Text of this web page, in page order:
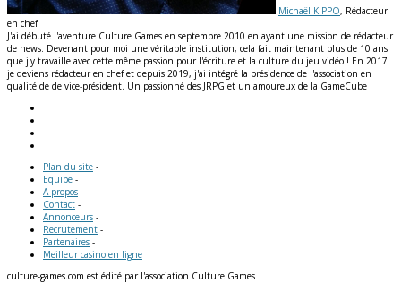
Michaël KIPPO, Rédacteur
en chef
J'ai débuté l'aventure Culture Games en septembre 2010 en ayant une mission de rédacteur
de news. Devenant pour moi une véritable institution, cela fait maintenant plus de 10 ans
que j'y travaille avec cette même passion pour l'écriture et la culture du jeu vidéo ! En 2017
je deviens rédacteur en chef et depuis 2019, j'ai intégré la présidence de l'association en
qualité de de vice-président. Un passionné des JRPG et un amoureux de la GameCube !
Plan du site -
Equipe -
A propos -
Contact -
Annonceurs -
Recrutement -
Partenaires -
Meilleur casino en ligne
culture-games.com est édité par l'association Culture Games